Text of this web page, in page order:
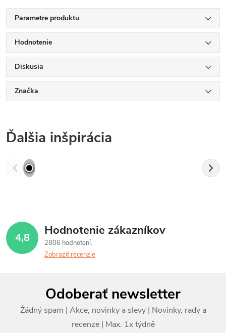
Parametre produktu
Hodnotenie
Diskusia
Značka
Ďalšia inšpirácia
4,8 Hodnotenie zákazníkov
2806 hodnotení
Zobraziť recenzie
Odoberať newsletter